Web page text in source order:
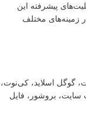
پیشرفته این
زمینه‌های مختلف
گوگل اسلاید، کی‌نوت،
سایت، بروشور، فایل